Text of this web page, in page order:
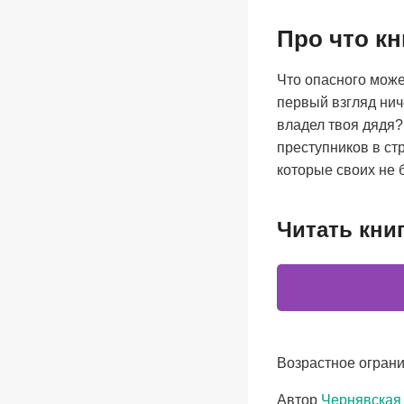
Про что
Что опасного
первый взгляд
владел твоя
преступников в
которые своих не
Читать
Возрастное
Метки
Автор